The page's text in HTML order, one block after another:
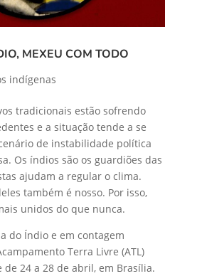
MEXEU COM TODO
indígenas
tradicionais estão sofrendo
e a situação tende a se
de instabilidade política
Os índios são os guardiões das
ajudam a regular o clima.
também é nosso. Por isso,
unidos do que nunca.
do Índio e em contagem
Terra Livre (ATL)
de 24 a 28 de abril, em Brasília.